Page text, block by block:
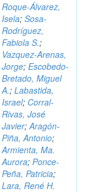
Roque-Álvarez,
Isela; Sosa-
Rodríguez,
Fabiola S.;
Vazquez-Arenas,
Jorge; Escobedo-
Bretado, Miguel
A.; Labastida,
Israel; Corral-
Rivas, José
Javier;Aragón-
Piña, Antonio;
Armienta, Ma.
Aurora; Ponce-
Peña, Patricia;
Lara, René H.